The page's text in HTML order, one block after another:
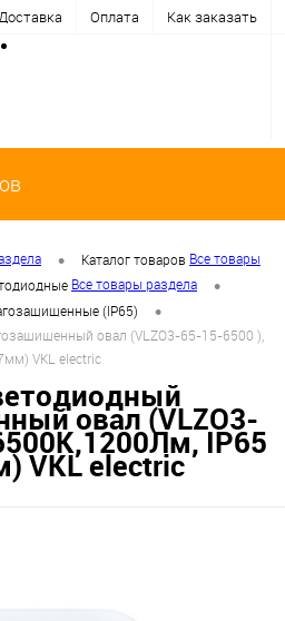
Оплата Как заказать
• Каталог товаров Все товары
Все товары раздела •
(IP65) •
овал (VLZO3-65-15-6500 ),
VKL electric
овал (VLZO3-
IP65
VKL electric